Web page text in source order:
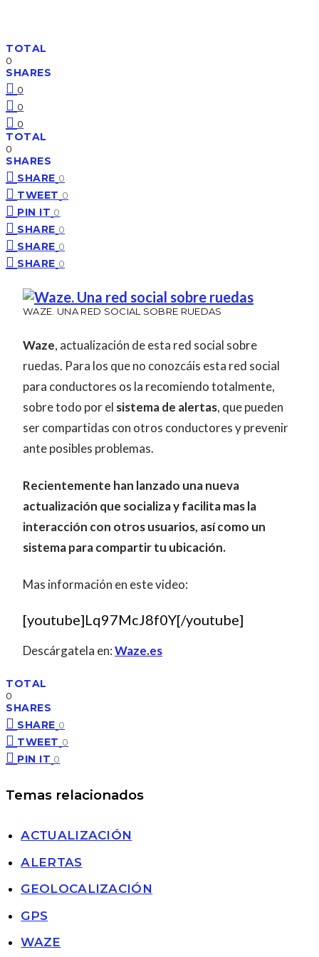
TOTAL
0
SHARES
0
0
0
TOTAL
0
SHARES
SHARE 0
TWEET 0
PIN IT 0
SHARE 0
SHARE 0
SHARE 0
WAZE. UNA RED SOCIAL SOBRE RUEDAS
Waze, actualización de esta red social sobre
ruedas. Para los que no conozcáis esta red social
para conductores os la recomiendo totalmente,
sobre todo por el sistema de alertas, que pueden
ser compartidas con otros conductores y prevenir
ante posibles problemas.
Recientemente han lanzado una nueva
actualización que socializa y facilita mas la
interacción con otros usuarios, así como un
sistema para compartir tu ubicación.
Mas información en este video:
[youtube]Lq97McJ8f0Y[/youtube]
Descárgatela en:Waze.es
TOTAL
0
SHARES
SHARE 0
TWEET 0
PIN IT 0
Temas relacionados
ACTUALIZACIÓN
ALERTAS
GEOLOCALIZACIÓN
GPS
WAZE